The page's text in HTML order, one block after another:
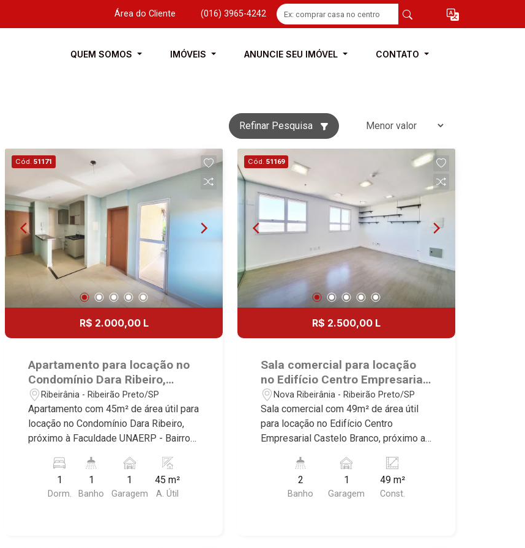
Área do Cliente (016) 3965-4242
QUEM SOMOS IMÓVEIS ANUNCIE SEU IMÓVEL CONTATO
Refinar Pesquisa
Cód. 51171
R$ 2.000,00 L
Apartamento para locação no
Condomínio Dara Ribeiro,
próximo à Faculdade UNAERP -
Ribeirão Preto/SP.
Ribeirânia - Ribeirão Preto/SP
Apartamento com 45m² de área útil para
locação no Condomínio Dara Ribeiro,
próximo à Faculdade UNAERP - Bairro
as características deste imóvel que a
Martinelli Imobiliária selecionou para
você: - 45m² de área útil - 1 dormitório
1
Dorm.
1
Banho
1
Garagem
45 m²
A. Útil
Cód. 51169
R$ 2.500,00 L
Sala comercial para locação
no Edifício Centro Empresarial
Castelo Branco, próximo ao
Fórum - Ribeirão Preto/SP.
Nova Ribeirânia - Ribeirão Preto/SP
Sala comercial com 49m² de área útil
para locação no Edifício Centro
Empresarial Castelo Branco, próximo ao
Preto/SP. Conheça as características
deste imóvel que a Martinelli
Imobiliária selecionou para você: -
2
Banho
1
Garagem
49 m²
Const.